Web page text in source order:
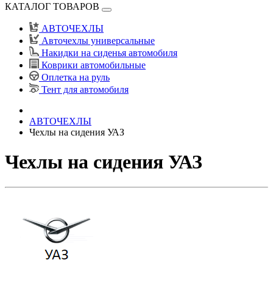
КАТАЛОГ ТОВАРОВ
АВТОЧЕХЛЫ
Авточехлы универсальные
Накидки на сиденья автомобиля
Коврики автомобильные
Оплетка на руль
Тент для автомобиля
АВТОЧЕХЛЫ
Чехлы на сидения УАЗ
Чехлы на сидения УАЗ